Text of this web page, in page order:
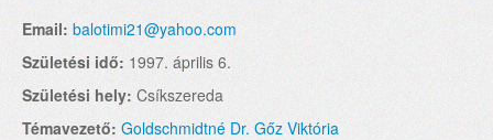
Email: balotimi21@yahoo.com
Születési idő: 1997. április 6.
Születési hely: Csíkszereda
Témavezető: Goldschmidtné Dr. Gőz Viktória